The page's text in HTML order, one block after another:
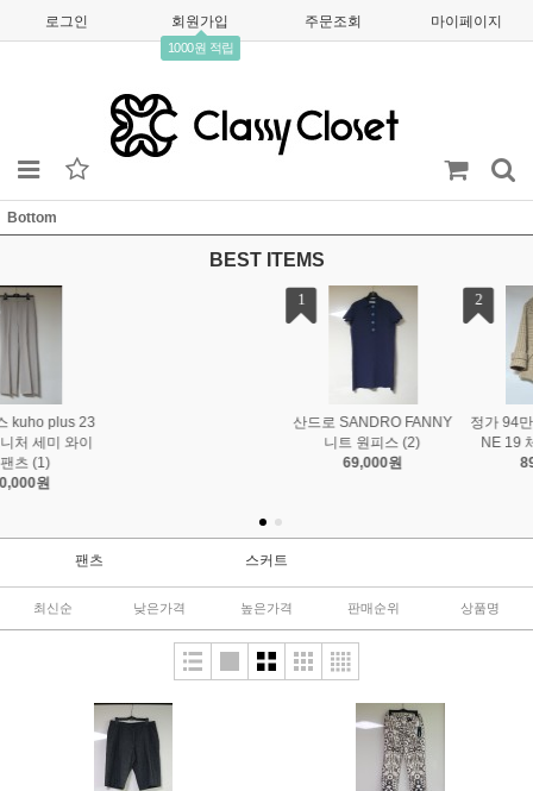
로그인 회원가입
1000원 적립
주문조회 마이페이지
Bottom
BEST ITEMS
1
산드로 SANDRO FANNY
니트 원피스 (2)
정가 94만 5천원! 마인 MI
NE 19 체크 니팅 코트
3
이세이미야케 플리츠플리
즈 PLEATS PLEASE 스
트라이프 원피스 (3)
팬츠 스커트
최신순 낮은가격 높은가격 판매순위 상품명